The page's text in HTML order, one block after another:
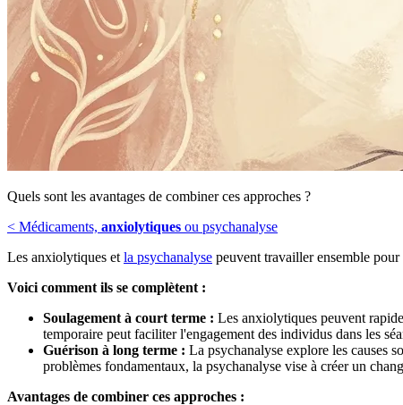
Quels sont les avantages de combiner ces approches ?
< Médicaments, anxiolytiques ou psychanalyse
Les anxiolytiques et la psychanalyse peuvent travailler ensemble
Voici comment ils se complètent :
Soulagement à court terme : Les anxiolytiques peuvent
temporaire peut faciliter l'engagement des individus dans les
Guérison à long terme : La psychanalyse explore les causes
problèmes fondamentaux, la psychanalyse vise à créer un
Avantages de combiner ces approches :